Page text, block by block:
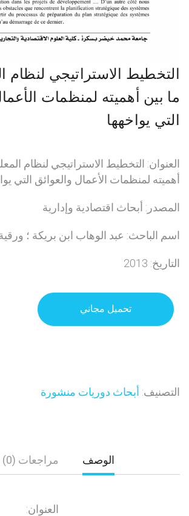
التخطيط الاستراتيجي لنظام
ما بين أهميته لمنظمات
التي يواخهها
العنوان: التخطيط الاستراتيجي لنظام
أهميته لمنظمات الأعمال والعوائق التي
المصدر: أبحاث اقتصادية وإدارية
اسم الباحث: عبد الوهاب ابن بريكة ؛
التاريخ: 2013
تحميل مجاني
التصنيف: أبحاث دوريات منشورة
الوصف مراجعات (0)
العنوان: